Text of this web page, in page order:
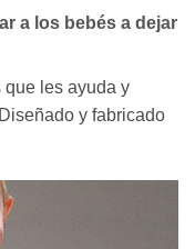
a los bebés a dejar
les ayuda y
y fabricado